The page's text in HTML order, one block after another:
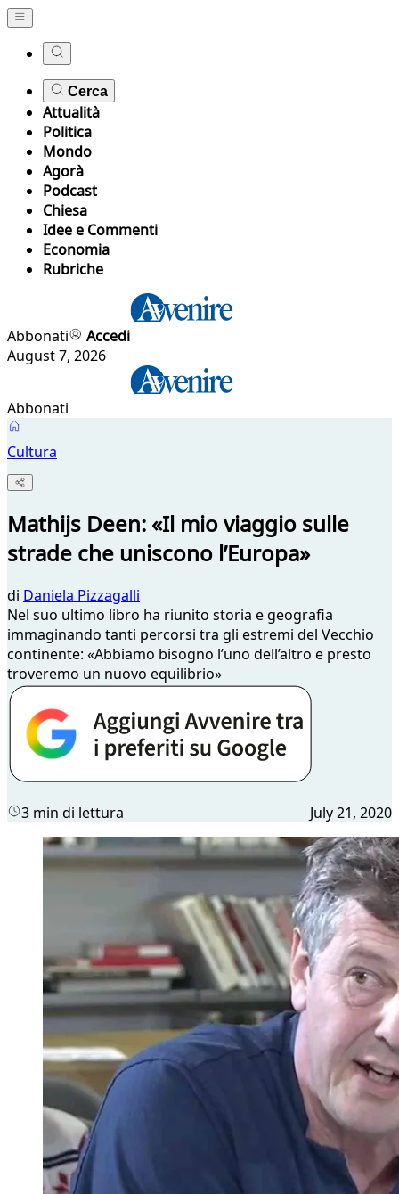
Cerca
Attualità
Politica
Mondo
Agorà
Podcast
Chiesa
Idee e Commenti
Economia
Rubriche
Abbonati
Accedi
August 7, 2026
Abbonati
Cultura
Mathijs Deen: «Il mio viaggio sulle
strade che uniscono l’Europa»
di Daniela Pizzagalli
Nel suo ultimo libro ha riunito storia e geografia
immaginando tanti percorsi tra gli estremi del Vecchio
continente: «Abbiamo bisogno l’uno dell’altro e presto
troveremo un nuovo equilibrio»
3 min di lettura July 21, 2020